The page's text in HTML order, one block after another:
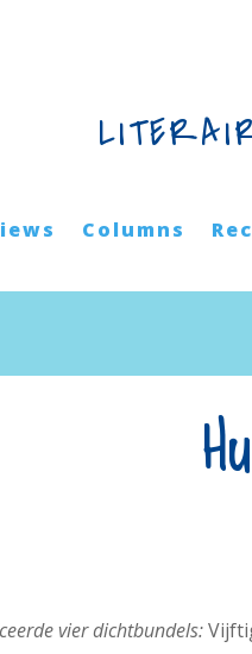
Columns
vier dichtbundels: